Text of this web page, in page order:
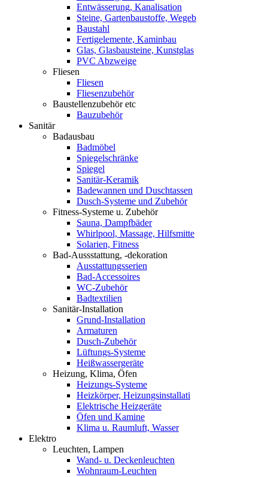
Entwässerung, Kanalisation
Steine, Gartenbaustoffe, Wegeb
Baustahl
Fertigelemente, Kaminbau
Glas, Glasbausteine, Kunstglas
PVC Abzweige
Fliesen
Fliesen
Fliesenzubehör
Baustellenzubehör etc
Bauzubehör
Sanitär
Badausbau
Badmöbel
Spiegelschränke
Spiegel
Sanitär-Keramik
Badewannen und Duschtassen
Dusch-Systeme und Zubehör
Fitness-Systeme u. Zubehör
Sauna, Dampfbäder
Whirlpool, Massage, Hilfsmitte
Solarien, Fitness
Bad-Aussstattung, -dekoration
Ausstattungsserien
Bad-Accessoires
WC-Zubehör
Badtextilien
Sanitär-Installation
Grund-Installation
Armaturen
Dusch-Zubehör
Lüftungs-Systeme
Heißwassergeräte
Heizung, Klima, Öfen
Heizungs-Systeme
Heizkörper, Heizungsinstallati
Elektrische Heizgeräte
Öfen und Kamine
Klima u. Raumluft, Wasser
Elektro
Leuchten, Lampen
Wand- u. Deckenleuchten
Wohnraum-Leuchten